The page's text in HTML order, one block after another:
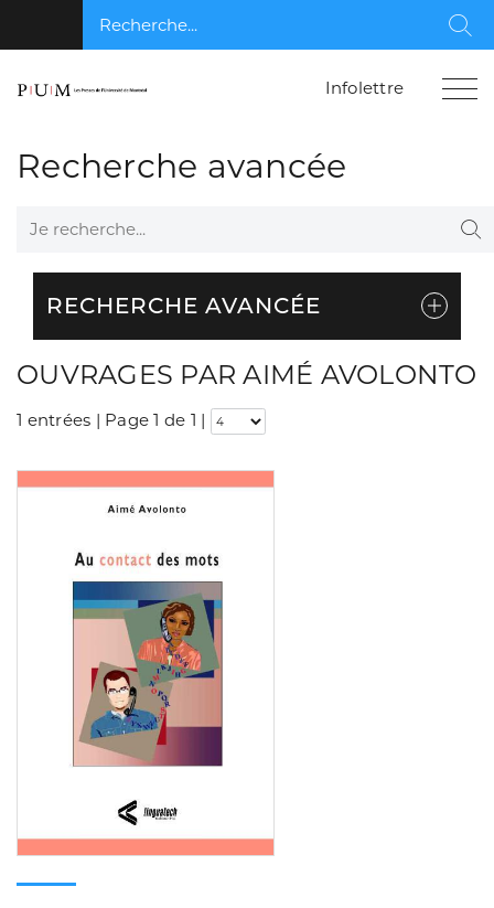
Recherche...
Infolettre
Recherche avancée
Je recherche...
RECHERCHE AVANCÉE
OUVRAGES PAR AIMÉ AVOLONTO
1 entrées | Page 1 de 1 |